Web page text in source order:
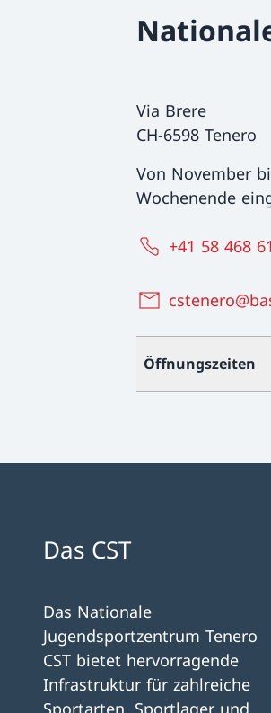
Via Brere
CH-6598 Tenero
Von November
Wochenende
+41 58 468
Öffnungszeiten
Das CST
Das Nationale
Jugendsportzentrum Tenero
CST bietet hervorragende
Infrastruktur für zahlreiche
Sportarten, Sportlager und